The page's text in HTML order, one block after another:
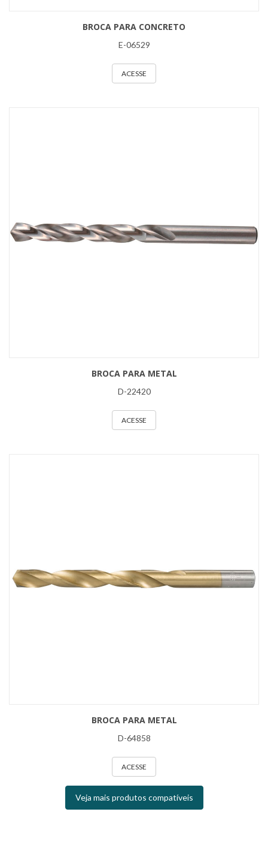
BROCA PARA CONCRETO
E-06529
ACESSE
BROCA PARA METAL
D-22420
ACESSE
BROCA PARA METAL
D-64858
ACESSE
Veja mais produtos compatíveis